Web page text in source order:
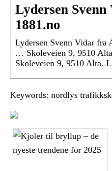
Lydersen
1881.no
Lydersen Svenn Vidar fra
… Skoleveien 9, 9510
Skoleveien 9, 9510 Alta.
Keywords: nordlys